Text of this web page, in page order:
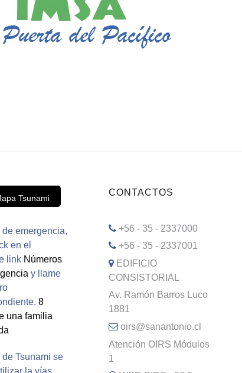
Tsunami
de emergencia,
en el
link Números
y llame
8
una familia
de Tsunami se
la vías
CONTACTOS
+56 - 35 - 2337000
+56 - 35 - 2337001
EDIFICIO
CONSISTORIAL
Av. Ramón Barros Luco
1881
oirs@sanantonio.cl
Atención OIRS Módulos
1